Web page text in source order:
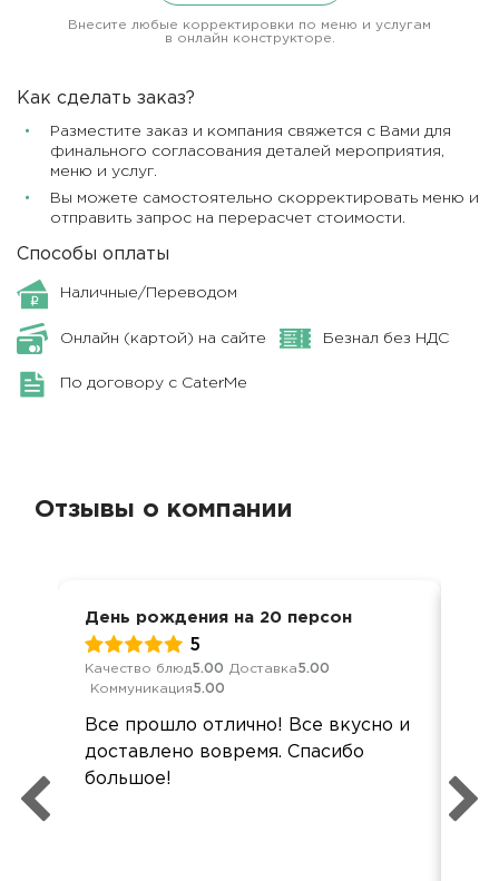
Внесите любые корректировки по меню и услугам
в онлайн конструкторе.
Как сделать заказ?
Разместите заказ и компания свяжется с Вами для
финального согласования деталей мероприятия,
меню и услуг.
Вы можете самостоятельно скорректировать меню и
отправить запрос на перерасчет стоимости.
Способы оплаты
Наличные/Переводом
Онлайн (картой) на сайте Безнал без НДС
По договору с CaterMe
Отзывы о компании
День рождения на 20 персон
5
Качество блюд5.00 Доставка5.00
Коммуникация5.00
Все прошло отлично! Все вкусно и
доставлено вовремя. Спасибо
большое!